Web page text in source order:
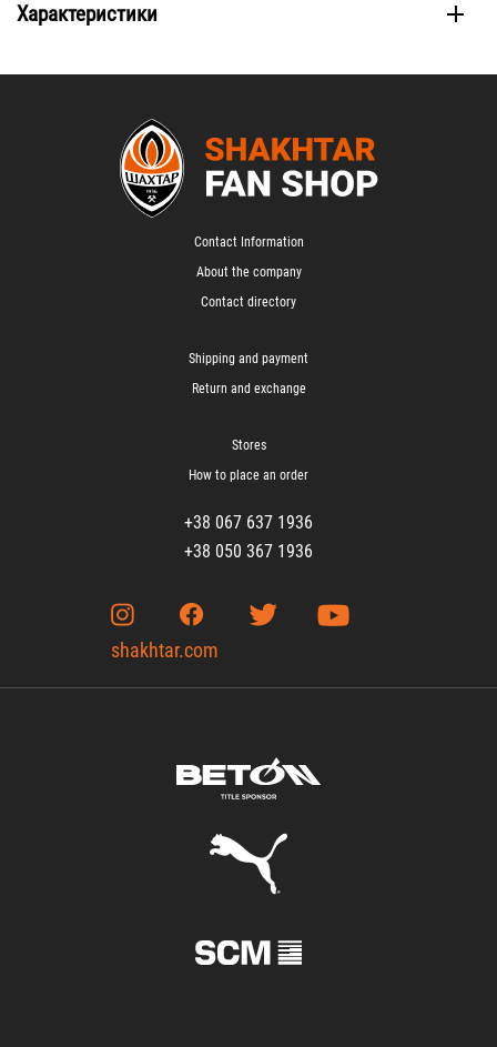
Характеристики
Contact Information
About the company
Contact directory
Shipping and payment
Return and exchange
Stores
How to place an order
+38 067 637 1936
+38 050 367 1936
shakhtar.com